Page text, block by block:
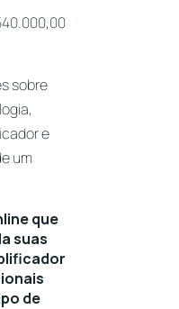
sobre
e
um
que
suas
de